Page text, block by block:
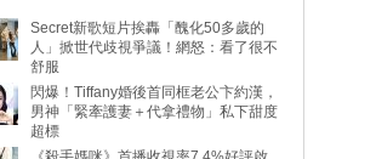
Secret新歌短片挨轟「醜化50多歲的
人」掀世代歧視爭議！網怒：看了很不
舒服
閃爆！Tiffany婚後首同框老公卞約漢，
男神「緊牽護妻＋代拿禮物」私下甜度
超標